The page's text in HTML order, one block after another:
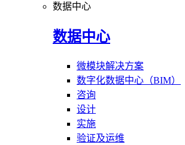
数据中心
数据中心
微模块解决方案
数字化数据中心（BIM）
咨询
设计
实施
验证及运维